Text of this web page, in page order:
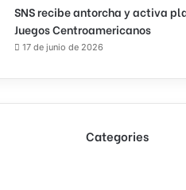
SNS recibe antorcha y activa
Juegos Centroamericanos
17 de junio de 2026
Categories